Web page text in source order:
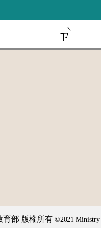
ㄗ
ˋ
育部 版權所有 ©2021 Ministry